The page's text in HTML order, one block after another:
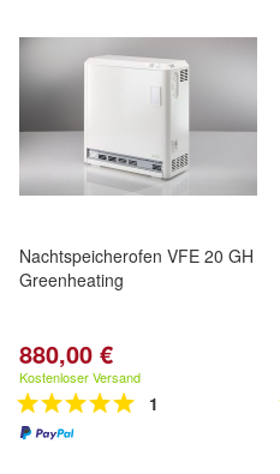
Nachtspeicherofen VFE 20 GH
Greenheating
880,00 €
Kostenloser Versand
1